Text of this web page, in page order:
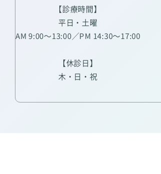
【診療時間】
平日・土曜
AM 9:00～13:00／PM 14:30～17:00
【休診日】
木・日・祝